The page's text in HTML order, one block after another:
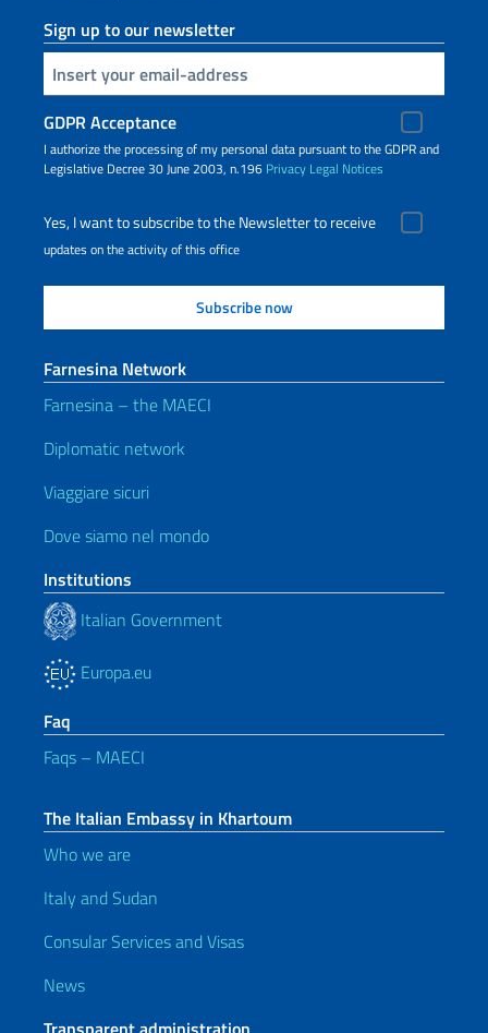
Sign up to our newsletter
Insert your email
GDPR Acceptance
I authorize the processing of my personal data pursuant to the GDPR and
Legislative Decree 30 June 2003, n.196 Privacy Legal Notices
Yes, I want to subscribe to the Newsletter to receive
updates on the activity of this office
Farnesina Network
Farnesina – the MAECI
Diplomatic network
Viaggiare sicuri
Dove siamo nel mondo
Institutions
Italian Government
Europa.eu
Faq
Faqs – MAECI
The Italian Embassy in Khartoum
Who we are
Italy and Sudan
Consular Services and Visas
News